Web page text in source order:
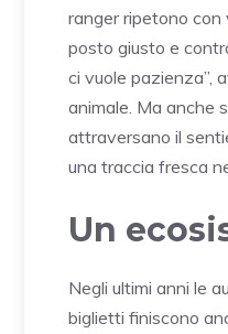
ranger ripetono con
posto giusto e
ci vuole pazienza”,
animale. Ma anche
attraversano il
una traccia fresca
Un
Negli ultimi anni le
biglietti finiscono